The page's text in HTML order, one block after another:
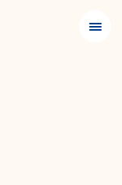
メニ